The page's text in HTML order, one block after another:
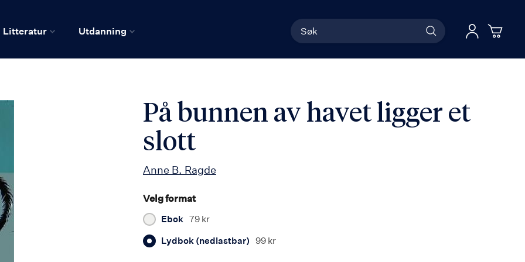
Litteratur Utdanning
Søk Logg
På bunnen av havet ligger et
slott
Anne B. Ragde
Velg format
Ebok 79 kr
Lydbok (nedlastbar) 99 kr